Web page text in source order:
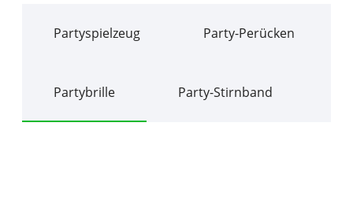
Partyspielzeug Party-Perücken
Partybrille Party-Stirnband